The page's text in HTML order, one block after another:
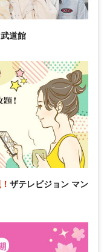
道館
ザテレビジョン マン